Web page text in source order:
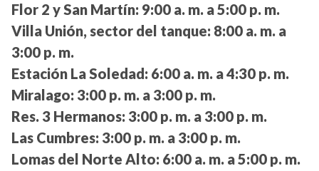
Flor 2 y San Martín: 9:00 a. m. a 5:00 p. m.
Villa Unión, sector del tanque: 8:00 a. m. a
3:00 p. m.
Estación La Soledad: 6:00 a. m. a 4:30 p. m.
Miralago: 3:00 p. m. a 3:00 p. m.
Res. 3 Hermanos: 3:00 p. m. a 3:00 p. m.
Las Cumbres: 3:00 p. m. a 3:00 p. m.
Lomas del Norte Alto: 6:00 a. m. a 5:00 p. m.